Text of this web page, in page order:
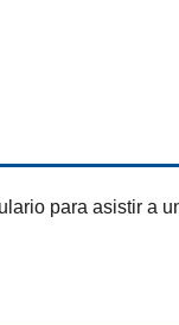
para asistir a